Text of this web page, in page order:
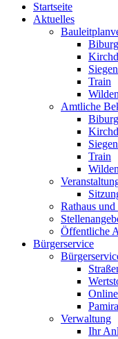
Startseite
Aktuelles
Biburg
Train
Amtliche
Biburg
Train
Rathaus
Öffentliche
Bürgerservice
Verwaltung
Ihr